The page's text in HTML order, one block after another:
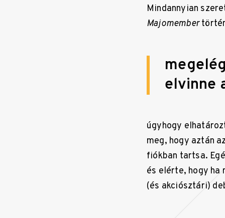
Mindannyian
Majomember
elvinne
úgyhogy
meg, hogy aztán
fiókban tartsa.
és elérte, hogy ha
(és akciósztári)